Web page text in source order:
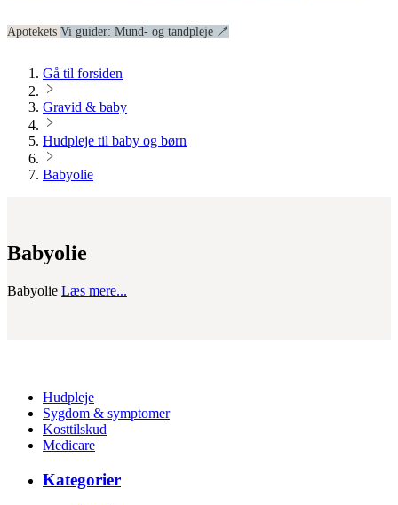
Apotekets Vi guider: Mund- og tandpleje 🪥
Gå til forsiden
Gravid & baby
Hudpleje til baby og børn
Babyolie
Babyolie
Babyolie Læs mere...
Hudpleje
Sygdom & symptomer
Kosttilskud
Medicare
Kategorier